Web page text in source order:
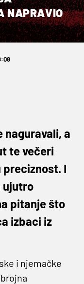
NAPRAVIO
naguravali, a
te večeri
preciznost. I
ujutro
pitanje što
izbaci iz
i njemačke